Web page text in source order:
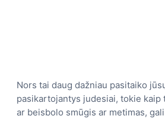
Nors tai daug dažniau pasitaiko
pasikartojantys judesiai, tokie kaip
ar beisbolo smūgis ar metimas,